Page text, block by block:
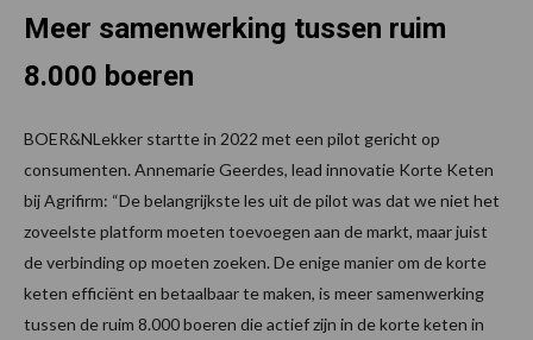
Meer samenwerking tussen ruim
8.000 boeren
BOER&NLekker startte in 2022 met een pilot gericht op
consumenten. Annemarie Geerdes, lead innovatie Korte Keten
bij Agrifirm: “De belangrijkste les uit de pilot was dat we niet het
zoveelste platform moeten toevoegen aan de markt, maar juist
de verbinding op moeten zoeken. De enige manier om de korte
keten efficiënt en betaalbaar te maken, is meer samenwerking
tussen de ruim 8.000 boeren die actief zijn in de korte keten in